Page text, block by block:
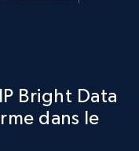
Bright Data
dans le